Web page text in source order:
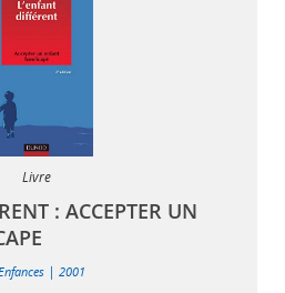
Livre
: ACCEPTER UN
| 2001